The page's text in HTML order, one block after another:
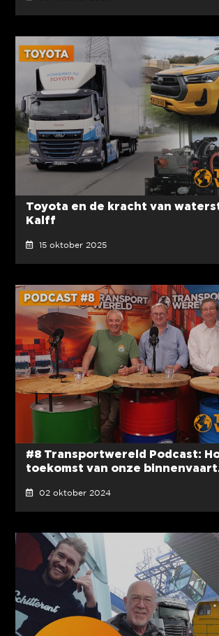
Toyota en de kracht van
Kalff
15 oktober 2025
#8 Transportwereld Podcast:
toekomst van onze
02 oktober 2024